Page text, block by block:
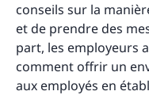
conseils sur la
et de prendre des
part, les employeurs
comment offrir un
aux employés en